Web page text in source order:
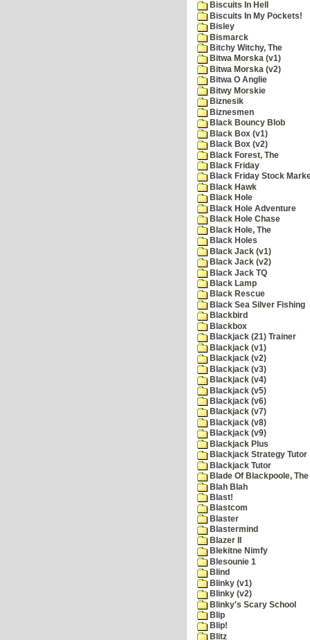
Biscuits In Hell
Biscuits In My Pockets!
Bisley
Bismarck
Bitchy Witchy, The
Bitwa Morska (v1)
Bitwa Morska (v2)
Bitwa O Anglie
Bitwy Morskie
Biznesik
Biznesmen
Black Bouncy Blob
Black Box (v1)
Black Box (v2)
Black Forest, The
Black Friday
Black Friday Stock
Black Hawk
Black Hole
Black Hole Adventure
Black Hole Chase
Black Hole, The
Black Holes
Black Jack (v1)
Black Jack (v2)
Black Jack TQ
Black Lamp
Black Rescue
Black Sea Silver Fishing
Blackbird
Blackbox
Blackjack (21) Trainer
Blackjack (v1)
Blackjack (v2)
Blackjack (v3)
Blackjack (v4)
Blackjack (v5)
Blackjack (v6)
Blackjack (v7)
Blackjack (v8)
Blackjack (v9)
Blackjack Plus
Blackjack Strategy Tutor
Blackjack Tutor
Blade Of Blackpoole, The
Blah Blah
Blast!
Blastcom
Blaster
Blastermind
Blazer II
Blekitne Nimfy
Blesounie 1
Blind
Blinky (v1)
Blinky (v2)
Blinky's Scary School
Blip
Blip!
Blitz